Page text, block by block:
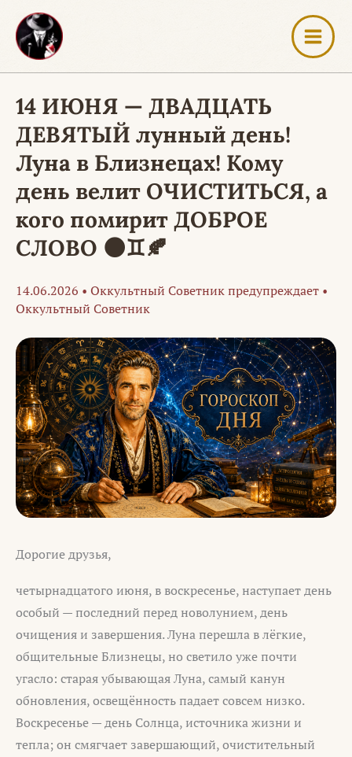
Перейти
содержимому
14 ИЮНЯ — ДВАДЦАТЬ
ДЕВЯТЫЙ лунный день!
Луна в Близнецах! Кому
день велит ОЧИСТИТЬСЯ, а
кого помирит ДОБРОЕ
СЛОВО 🌑♊🍂
14.06.2026 • Оккультный Советник предупреждает •
Оккультный Советник
Дорогие друзья,
четырнадцатого июня, в воскресенье, наступает день
особый — последний перед новолунием, день
очищения и завершения. Луна перешла в лёгкие,
общительные Близнецы, но светило уже почти
угасло: старая убывающая Луна, самый канун
обновления, освещённость падает совсем низко.
Воскресенье — день Солнца, источника жизни и
тепла; он смягчает завершающий, очистительный